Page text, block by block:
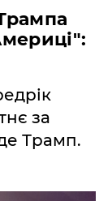
за
Трамп.